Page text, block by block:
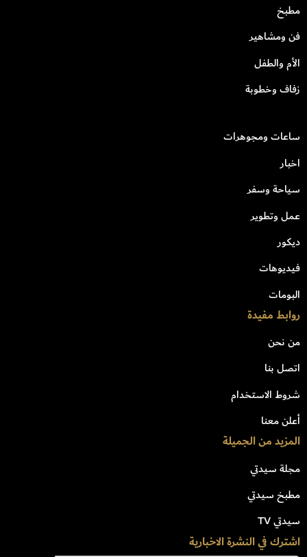
مطبخ
فن ومشاهير
الأم والطفل
زفاف وخطوبة
ساعات ومجوهرات
اخبار
سياحة وسفر
عمل وتطوير
ديكور
فيديوهات
البومات
روابط مفيدة
من نحن
اتصل بنا
شروط الاستخدام
أعلن معنا
المزيد من الجميلة
مجلة سيدتي
مطبخ سيدتي
سيدتي TV
اشترك في النشرة الاخبارية